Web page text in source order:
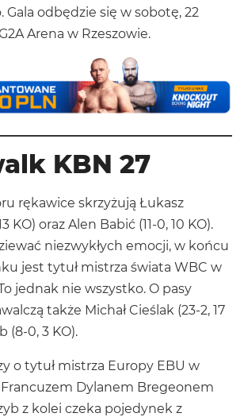
odbędzie się w sobotę, 22
Arena w Rzeszowie.
KBN 27
rękawice skrzyżują Łukasz
KO) oraz Alen Babić (11-0, 10 KO).
niezwykłych emocji, w końcu
jest tytuł mistrza świata WBC w
jednak nie wszystko. O pasy
także Michał Cieślak (23-2, 17
(8-0, 3 KO).
o tytuł mistrza Europy EBU w
Dylanem Bregeonem
z kolei czeka pojedynek z